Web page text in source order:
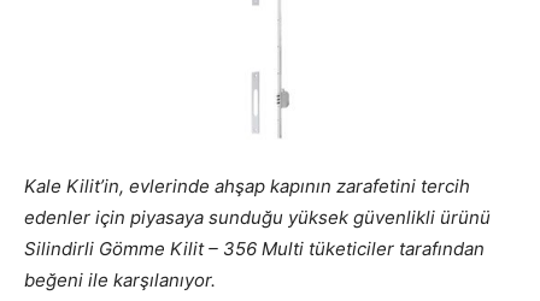
Kale Kilit’in, evlerinde ahşap kapının zarafetini tercih
edenler için piyasaya sunduğu yüksek güvenlikli ürünü
Silindirli Gömme Kilit – 356 Multi tüketiciler tarafından
beğeni ile karşılanıyor.